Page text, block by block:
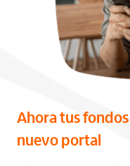
Ahora tus
nuevo portal